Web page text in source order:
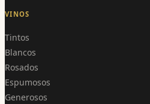
VINOS
Tintos
Blancos
Rosados
Espumosos
Generosos